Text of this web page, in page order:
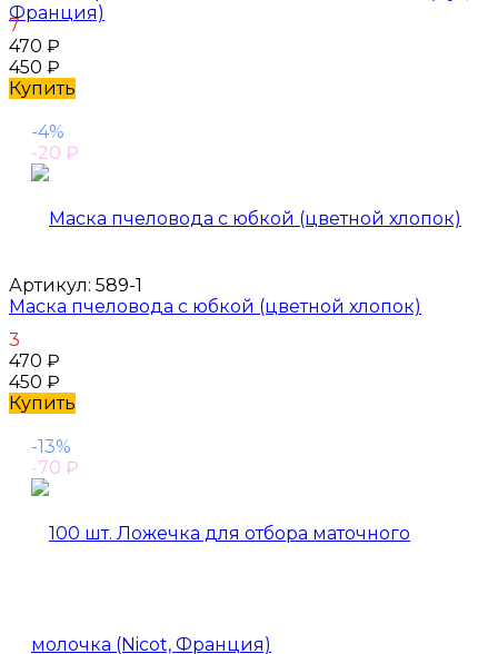
Франция)
7
470 ₽
450 ₽
Купить
-4%
-20 ₽
Артикул: 589-1
Маска пчеловода с юбкой (цветной хлопок)
3
470 ₽
450 ₽
Купить
-13%
-70 ₽